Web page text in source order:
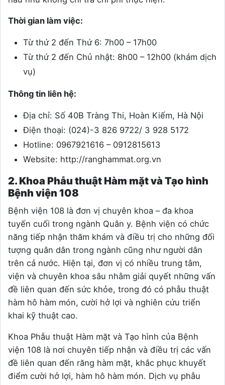
Thời gian làm việc:
Từ thứ 2 đến Thứ 6: 7h00 – 17h00
Từ thứ 2 đến Chủ nhật: 8h00 – 12h00 (khám dịch
vụ)
Thông tin liên hệ:
Địa chỉ: Số 40B Tràng Thi, Hoàn Kiếm, Hà Nội
Điện thoại: (024)-3 826 9722/ 3 928 5172
Hotline: 0967921616 – 0912815613
Website: http://ranghammat.org.vn
2. Khoa Phẫu thuật Hàm mặt và Tạo hình
Bệnh viện 108
Bệnh viện 108 là đơn vị chuyên khoa – đa khoa
tuyến cuối trong ngành Quân y. Bệnh viện có chức
năng tiếp nhận thăm khám và điều trị cho những đối
tượng quân dân trong ngành cũng như người dân
trên cả nước. Hiện tại, đơn vị có nhiều trung tâm,
viện và chuyên khoa sâu nhằm giải quyết những vấn
đề liên quan đến sức khỏe, trong đó có phẫu thuật
hàm hô hàm món, cười hở lợi và nghiên cứu triển
khai kỹ thuật cao.
Khoa Phẫu thuật Hàm mặt và Tạo hình của Bệnh
viện 108 là nơi chuyên tiếp nhận và điều trị các vấn
đề liên quan đến răng hàm mặt, khắc phục khuyết
điểm cười hở lợi, hàm hô hàm món. Dịch vụ phẫu